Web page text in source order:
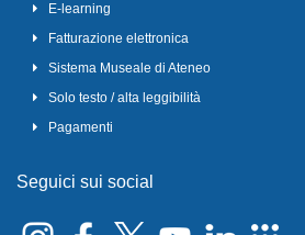
E-learning
Fatturazione elettronica
Sistema Museale di Ateneo
Solo testo / alta leggibilità
Pagamenti
Seguici sui social